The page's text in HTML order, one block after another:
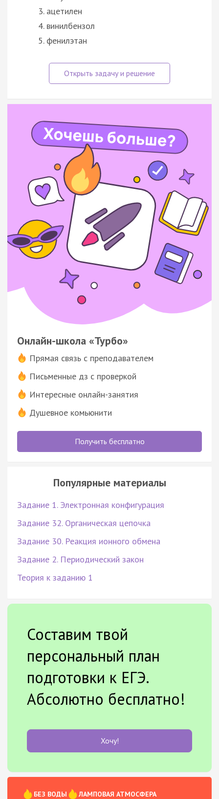
ацетилен
винилбензол
фенилэтан
Онлайн-школа «Турбо»
Прямая связь с преподавателем
Письменные дз с проверкой
Интересные онлайн-занятия
Душевное комьюнити
Получить бесплатно
Популярные материалы
Задание 1. Электронная конфигурация
Задание 32. Органическая цепочка
Задание 30. Реакция ионного обмена
Задание 2. Периодический закон
Теория к заданию 1
Составим твой
персональный план
подготовки к ЕГЭ.
Абсолютно бесплатно!
Хочу!
БЕЗ ВОДЫ
ЛАМПОВАЯ АТМОСФЕРА